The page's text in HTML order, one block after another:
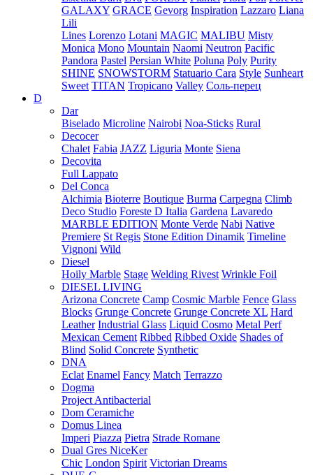
GALAXY GRACE Gevorg Inspiration Lazzaro Liana
Lili
Lines Lorenzo Lotani MAGIC MALIBU Misty
Monica Mono Mountain Naomi Neutron Pacific
Pandora Pastel Persian White Poluna Poly Purity
SHINE SNOWSTORM Statuario Cara Style Sunheart
Sweet TITAN Tropicano Valley Соль-перец
D
Dar
Biselado Microline Nairobi Noa-Sticks Rural
Decocer
Chalet Fabia JAZZ Liguria Monte Siena
Decovita
Full Lappato
Del Conca
Alchimia Bioterre Boutique Burma Carpegna Climb
Deco Studio Foreste D Italia Gardena Lavaredo
MARBLE EDITION Monte Verde Nabi Native
Premiere St Regis Stone Edition Dinamik Timeline
Vignoni Wild
Diesel
Hoily Marble Stage Welding Rivest Wrinkle Foil
DIESEL LIVING
Arizona Concrete Camp Cosmic Marble Fence Glass
Blocks Grunge Concrete Grunge Concrete XL Hard
Leather Industrial Glass Liquid Cosmo Metal Perf
Mexican Cement Ribbed Ribbed Oxide Shades of
Blind Solid Concrete Synthetic
DNA
Eclat Enamel Fancy Match Terrazzo
Dogma
Project Antibacterial
Dom Ceramiche
Domus Linea
Imperi Piazza Pietra Strade Romane
Dual Gres NiceKer
Chic London Spirit Victorian Dreams